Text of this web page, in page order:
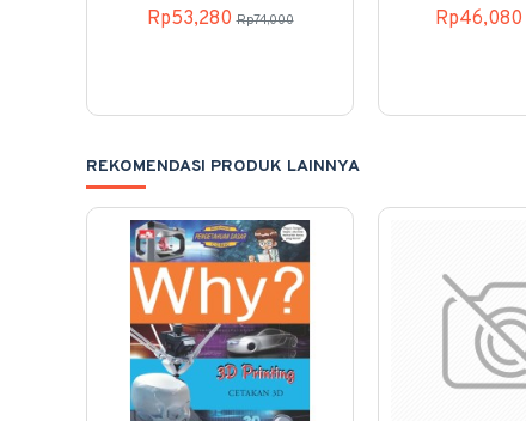
Rp53,280 Rp74,000 Rp46,080
REKOMENDASI PRODUK LAINNYA